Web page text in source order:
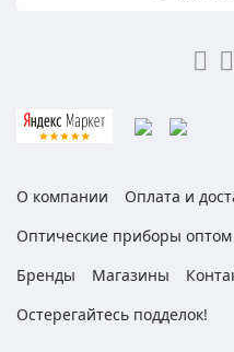
О компании
Оплата и
Оптические приборы оптом
Бренды
Магазины
Остерегайтесь подделок!